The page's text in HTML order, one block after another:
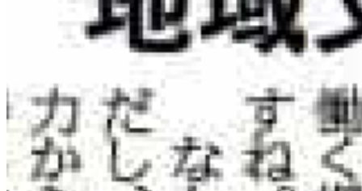
出向教育
DXリーダー育成
会社概要
Digital Pride Hiroshima
ニュース
お問い合わせ